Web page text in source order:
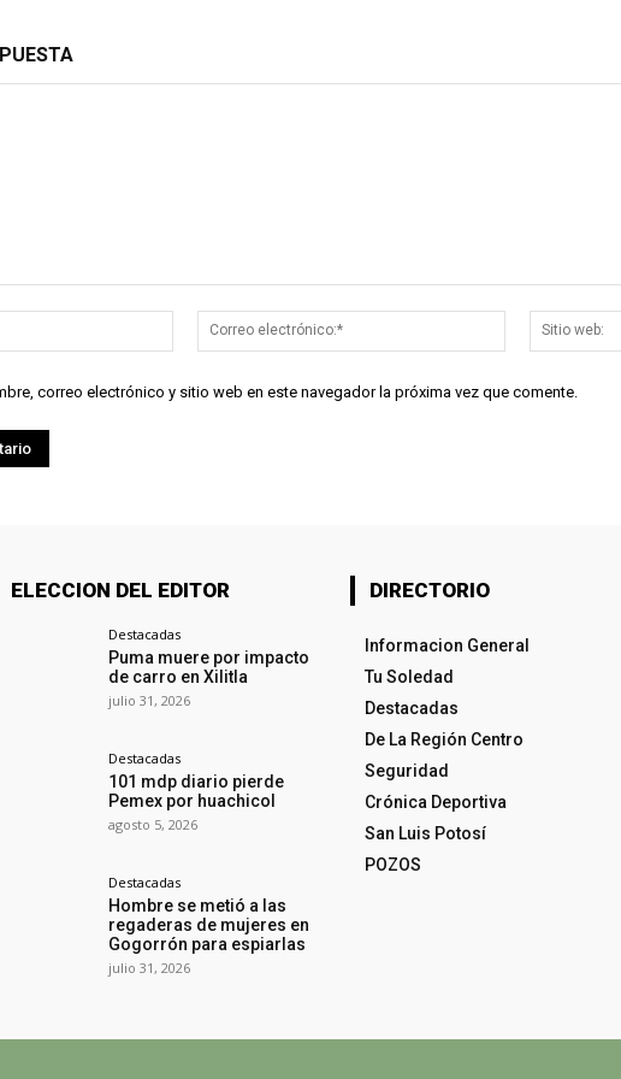
Nombre:*
Correo
electrónico:*
correo electrónico y sitio web en este navegador la próxima vez que comente.
ELECCION DEL EDITOR
Destacadas
Puma muere por impacto
de carro en Xilitla
julio 31, 2026
Destacadas
101 mdp diario pierde
Pemex por huachicol
agosto 5, 2026
Destacadas
Hombre se metió a las
regaderas de mujeres en
Gogorrón para espiarlas
julio 31, 2026
DIRECTORIO
Informacion General
Tu Soledad
Destacadas
De La Región Centro
Seguridad
Crónica Deportiva
San Luis Potosí
POZOS